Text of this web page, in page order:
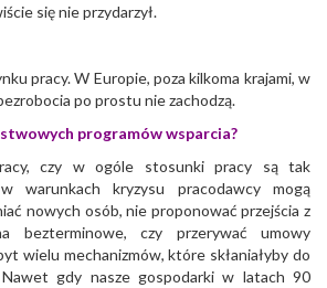
się nie przydarzył.
pracy. W Europie, poza kilkoma krajami, w
po prostu nie zachodzą.
programów wsparcia?
czy w ogóle stosunki pracy są tak
warunkach kryzysu pracodawcy mogą
nowych osób, nie proponować przejścia z
bezterminowe, czy przerywać umowy
wielu mechanizmów, które skłaniałyby do
gdy nasze gospodarki w latach 90